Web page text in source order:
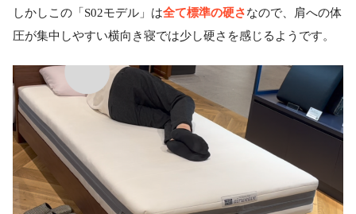
しかしこの「S02モデル」は全て標準の硬さ なので、肩への体
圧が集中しやすい横向き寝では少し硬さを感じるようです。